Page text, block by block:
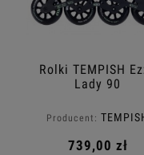
Rolki TEMPISH
Lady 90
Producent:
739,00 zł